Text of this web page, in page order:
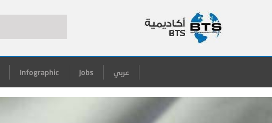
Infographic Jobs عربي